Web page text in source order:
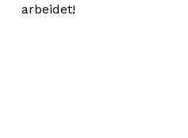
arbeidet!